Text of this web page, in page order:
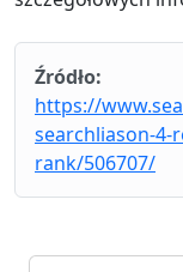
Źródło:
https://
searchliason-4-
rank/506707/